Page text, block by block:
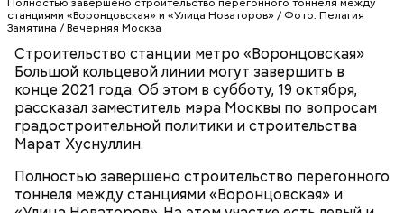
станциями «Воронцовская» и «Улица Новаторов» / Фото: Пелагия
Замятина / Вечерняя Москва
Строительство станции метро «Воронцовская»
Большой кольцевой линии могут завершить в
конце 2021 года. Об этом в субботу, 19 октября,
рассказал заместитель мэра Москвы по вопросам
градостроительной политики и строительства
Марат Хуснуллин.
Полностью завершено строительство перегонного
тоннеля между станциями «Воронцовская» и